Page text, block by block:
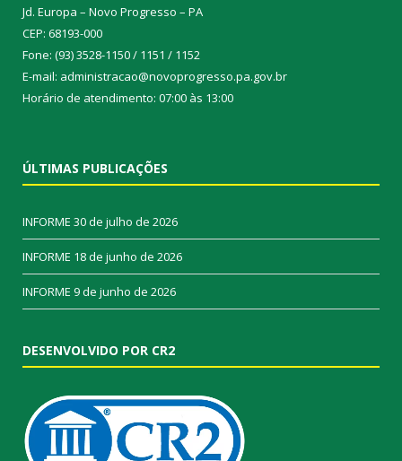
Jd. Europa – Novo Progresso – PA
CEP: 68193-000
Fone: (93) 3528-1150 / 1151 / 1152
E-mail: administracao@novoprogresso.pa.gov.br
Horário de atendimento: 07:00 às 13:00
ÚLTIMAS PUBLICAÇÕES
INFORME 30 de julho de 2026
INFORME 18 de junho de 2026
INFORME 9 de junho de 2026
DESENVOLVIDO POR CR2